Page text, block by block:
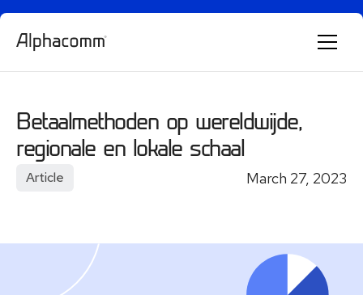
Betaalmethoden op wereldwijde,
regionale en lokale schaal
Article March 27, 2023